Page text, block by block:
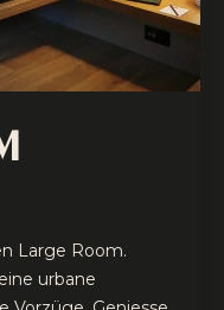
Large Room.
urbane